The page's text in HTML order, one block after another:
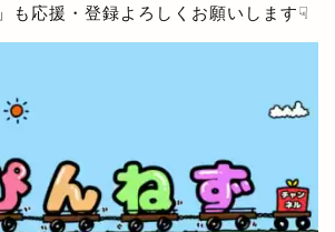
」も応援・登録よろしくお願いします☟